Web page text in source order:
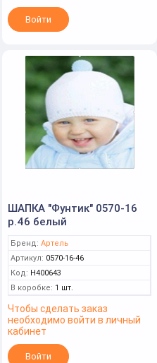
Войти
ШАПКА "Фунтик" 0570-16
р.46 белый
Бренд: Артель
Артикул: 0570-16-46
Код: Н400643
В коробке: 1 шт.
Чтобы сделать заказ
необходимо войти в личный
кабинет
Войти